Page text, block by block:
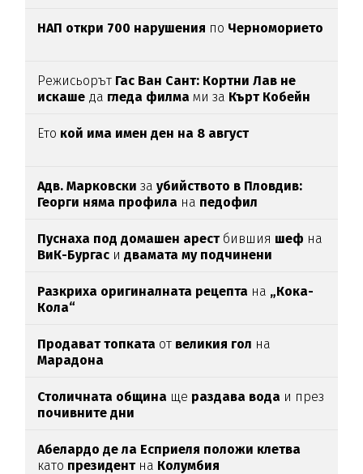
НАП откри 700 нарушения по Черноморието
Режисьорът Гас Ван Сант: Кортни Лав не
искаше да гледа филма ми за Кърт Кобейн
Ето кой има имен ден на 8 август
Адв. Марковски заубийството в Пловдив:
Георги няма профила на педофил
Пуснаха под домашен арестбившия шеф на
ВиК-Бургас и двамата му подчинени
Разкриха оригиналната рецепта на „Кока-
Кола“
Продават топката от великия гол на
Марадона
Столичната община ще раздава вода и през
почивните дни
Абелардо де ла Есприеля положи клетва
като президент на Колумбия